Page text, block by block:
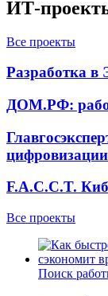
ИТ-
Все проекты
Разработка в
ДОМ.РФ:
F.A.C.C.T.
Все проекты
Поиск